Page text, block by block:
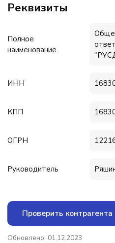
Реквизиты
Полное
наименование
ИНН
КПП
ОГРН
Руководитель
Проверить контрагента
Обновлено: 01.12.2023